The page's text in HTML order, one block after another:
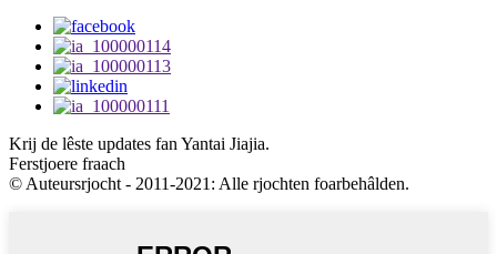
Krij de lêste updates fan Yantai Jiajia.
Ferstjoere fraach
© Auteursrjocht - 2011-2021: Alle rjochten foarbehâlden.